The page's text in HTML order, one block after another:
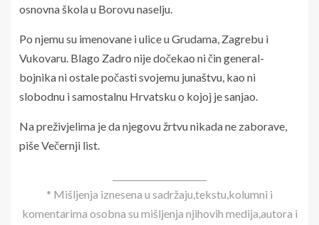
osnovna škola u Borovu naselju.
Po njemu su imenovane i ulice u Grudama, Zagrebu i
Vukovaru. Blago Zadro nije dočekao ni čin general-
bojnika ni ostale počasti svojemu junaštvu, kao ni
slobodnu i samostalnu Hrvatsku o kojoj je sanjao.
Na preživjelima je da njegovu žrtvu nikada ne zaborave,
piše Večernji list.
* Mišljenja iznesena u sadržaju,tekstu,kolumni i
komentarima osobna su mišljenja njihovih medija,autora i